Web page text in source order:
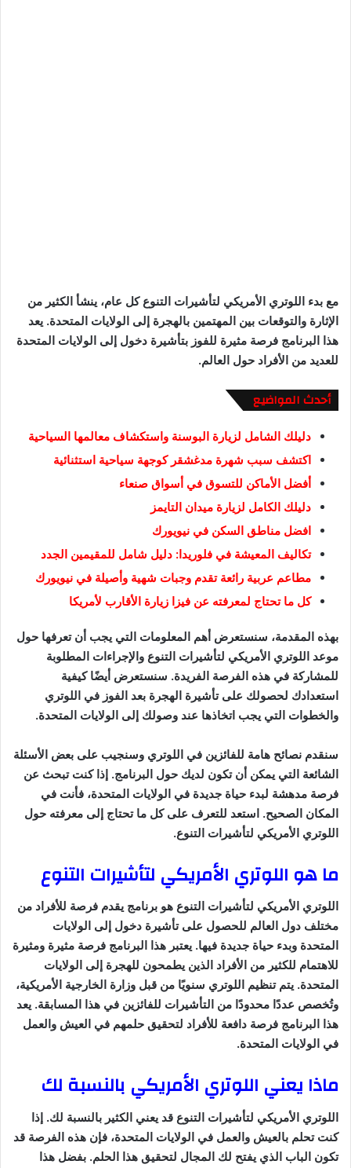
مع بدء اللوتري الأمريكي لتأشيرات التنوع كل عام، ينشأ الكثير من
الإثارة والتوقعات بين المهتمين بالهجرة إلى الولايات المتحدة. يعد
هذا البرنامج فرصة مثيرة للفوز بتأشيرة دخول إلى الولايات المتحدة
للعديد من الأفراد حول العالم.
أحدث المواضيع
دليلك الشامل لزيارة البوسنة واستكشاف معالمها السياحية
اكتشف سبب شهرة مدغشقر كوجهة سياحية استثنائية
أفضل الأماكن للتسوق في أسواق صنعاء
دليلك الكامل لزيارة ميدان التايمز
افضل مناطق السكن في نيويورك
تكاليف المعيشة في فلوريدا: دليل شامل للمقيمين الجدد
مطاعم عربية رائعة تقدم وجبات شهية وأصيلة في نيويورك
كل ما تحتاج لمعرفته عن فيزا زيارة الأقارب لأمريكا
بهذه المقدمة، سنستعرض أهم المعلومات التي يجب أن تعرفها حول
موعد اللوتري الأمريكي لتأشيرات التنوع والإجراءات المطلوبة
للمشاركة في هذه الفرصة الفريدة. سنستعرض أيضًا كيفية
استعدادك لحصولك على تأشيرة الهجرة بعد الفوز في اللوتري
والخطوات التي يجب اتخاذها عند وصولك إلى الولايات المتحدة.
سنقدم نصائح هامة للفائزين في اللوتري وسنجيب على بعض الأسئلة
الشائعة التي يمكن أن تكون لديك حول البرنامج. إذا كنت تبحث عن
فرصة مدهشة لبدء حياة جديدة في الولايات المتحدة، فأنت في
المكان الصحيح. استعد للتعرف على كل ما تحتاج إلى معرفته حول
اللوتري الأمريكي لتأشيرات التنوع.
ما هو اللوتري الأمريكي لتأشيرات التنوع
اللوتري الأمريكي لتأشيرات التنوع هو برنامج يقدم فرصة للأفراد من
مختلف دول العالم للحصول على تأشيرة دخول إلى الولايات
المتحدة وبدء حياة جديدة فيها. يعتبر هذا البرنامج فرصة مثيرة ومثيرة
للاهتمام للكثير من الأفراد الذين يطمحون للهجرة إلى الولايات
المتحدة. يتم تنظيم اللوتري سنويًا من قبل وزارة الخارجية الأمريكية،
وتُخصص عددًا محدودًا من التأشيرات للفائزين في هذا المسابقة. يعد
هذا البرنامج فرصة دافعة للأفراد لتحقيق حلمهم في العيش والعمل
في الولايات المتحدة.
ماذا يعني اللوتري الأمريكي بالنسبة لك
اللوتري الأمريكي لتأشيرات التنوع قد يعني الكثير بالنسبة لك. إذا
كنت تحلم بالعيش والعمل في الولايات المتحدة، فإن هذه الفرصة قد
تكون الباب الذي يفتح لك المجال لتحقيق هذا الحلم. بفضل هذا